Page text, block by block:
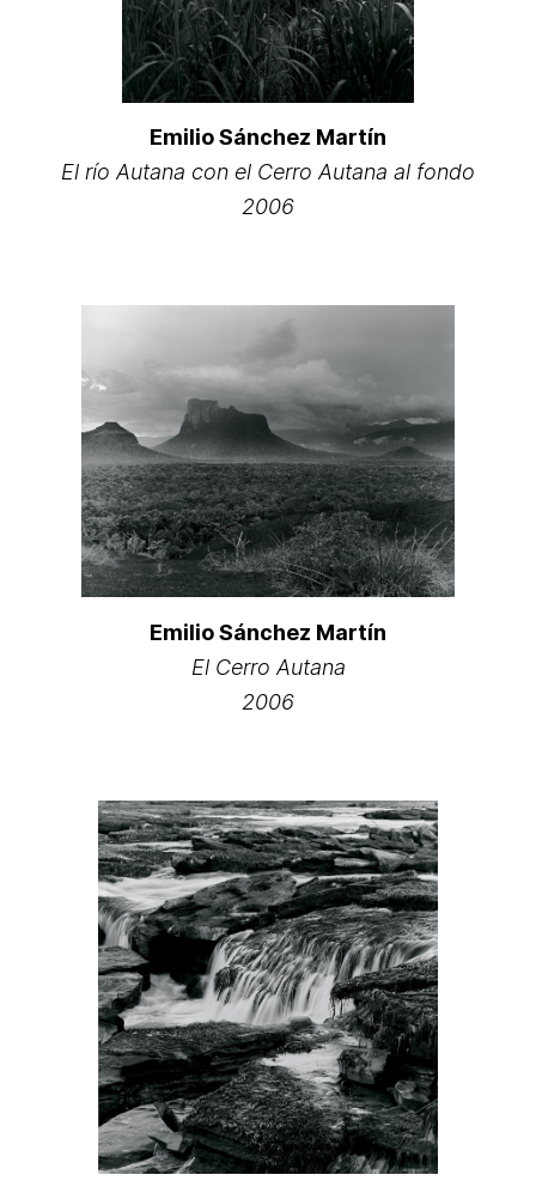
Emilio Sánchez Martín
El río Autana con el Cerro Autana al fondo
2006
Emilio Sánchez Martín
El Cerro Autana
2006